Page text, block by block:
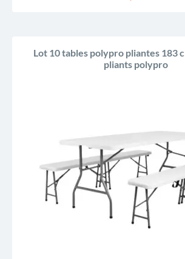
Lot 10 tables polypro pliantes 183
pliants polypro